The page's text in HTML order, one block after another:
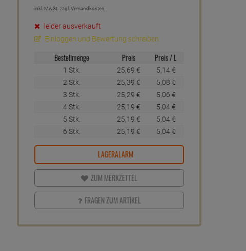
inkl. MwSt. zzgl. Versandkosten
leider ausverkauft
Einloggen und Bewertung schreiben
Bestellmenge Preis Preis / L
1 Stk. 25,69 € 5,14 €
2 Stk.
25,39 € 5,08 €
3 Stk.
25,29 € 5,06 €
4 Stk.
25,19 € 5,04 €
5 Stk.
25,19 € 5,04 €
6 Stk.
25,19 € 5,04 €
LAGERALARM
ZUM MERKZETTEL
FRAGEN ZUM ARTIKEL